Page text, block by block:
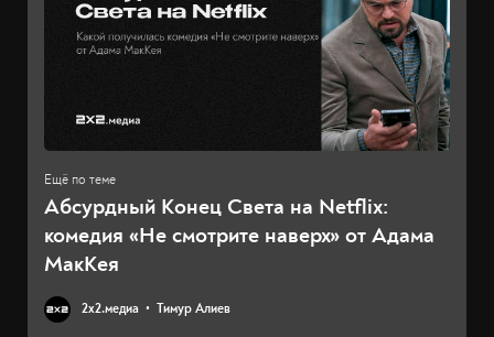
Абсурдный Конец Света на Netflix:
комедия «Не смотрите наверх» от Адама
МакКея
2х2.медиа Тимур Алиев